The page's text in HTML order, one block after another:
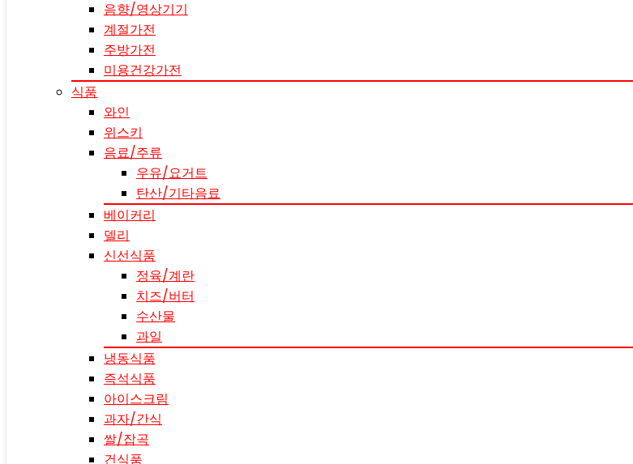
음향/영상기기
계절가전
주방가전
미용건강가전
식품
와인
위스키
음료/주류
우유/요거트
탄산/기타음료
베이커리
델리
신선식품
정육/계란
치즈/버터
수산물
과일
냉동식품
즉석식품
아이스크림
과자/간식
쌀/잡곡
건식품